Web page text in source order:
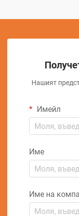
Нашият
Имейл
Име
Име на